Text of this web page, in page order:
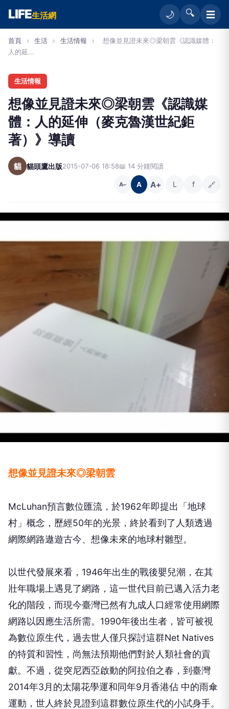
LIFE生活網 🌙 🔍 ☰
首頁 › 生活 › 生活情報 ›
想像並見證未來◎梁朝雲《認識媒體：
人的延...
生活情報
想像並見證未來◎梁朝雲《認識媒
體：人的延伸（麥克魯漢世紀鉅
著）》導讀
貓 貓頭鷹出版2015-07-06 18:58📖 14 分鐘閱讀
A− A A+ L f 🔗
想像並見證未來◎梁朝雲
McLuhan預言數位匯流，於1962年即提出「地球
村」概念，歷經50年的光景，終於看到了人類透過
網際網路遨遊古今、想像未來的地球村雛型。
以世代發展來看，1946年出生的戰後嬰兒潮，在其
壯年職場上遇見了網路，這一世代目前已邁入活力老
化的階段，而現今臺灣已然有九成人口經常使用網際
網路以因應生活所需。1990年後出生者，皆可被視
為數位原生代，過去世人僅只探討這群Net Natives
的特質和習性，尚無法預期他們對於人類社會的貢
獻。不過，從突尼西亞啟動的阿拉伯之春，到臺灣
2014年3月的太陽花學運和同年9月香港佔 中的雨傘
運動，世人終於見證到這群數位原生代的小試身手。